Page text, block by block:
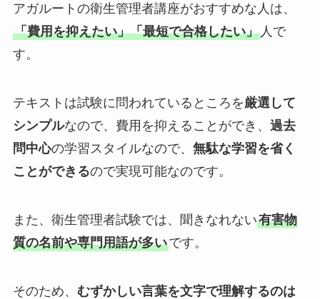
アガルートの衛生管理者講座がおすすめな人は、
「費用を抑えたい」「最短で合格したい」人で
す。
テキストは試験に問われているところを厳選して
シンプルなので、費用を抑えることができ、 過去
問中心の学習スタイルなので、 無駄な学習を省く
ことができるので実現可能なのです。
また、衛生管理者試験では、聞きなれない有害物
質の名前や専門用語が多いです。
そのため、 むずかしい言葉を文字で理解するのは